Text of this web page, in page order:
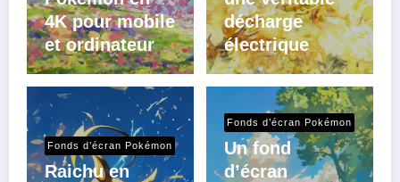
4K pour mobile
et ordinateur
décharge
électrique
Fonds d’écran Pokémon
Raichu en
Fonds d’écran Pokémon
Un fond
d’écran